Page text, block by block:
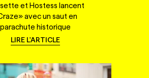
et Hostess lancent
avec un saut en
parachute historique
LIRE L'ARTICLE